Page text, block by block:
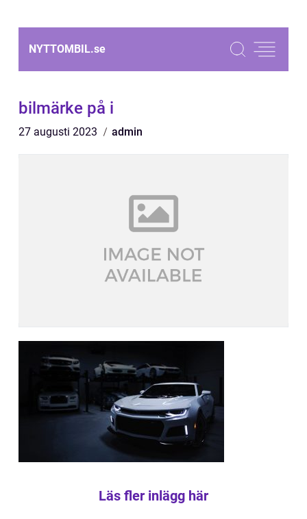
NYTTOMBIL.se
bilmärke på i
27 augusti 2023 admin
Läs fler inlägg här